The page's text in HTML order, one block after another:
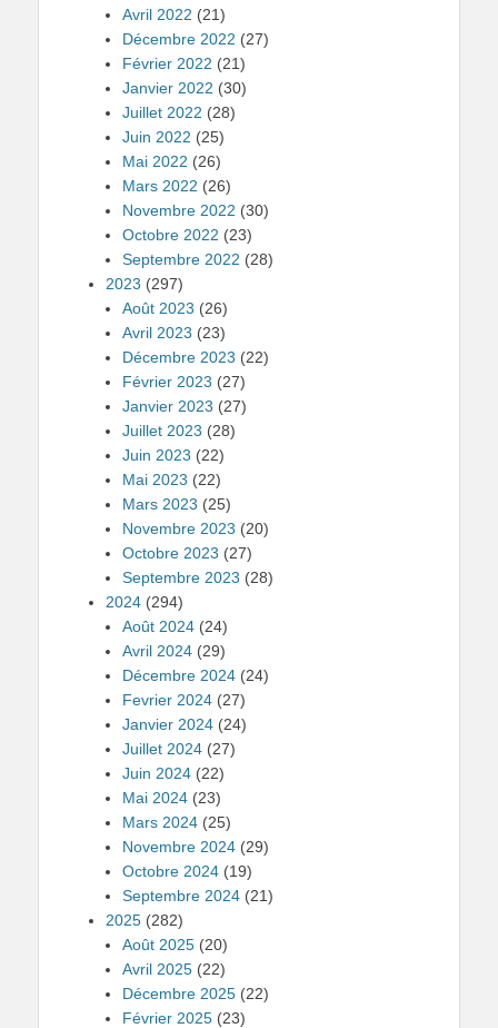
Avril 2022 (21)
Décembre 2022 (27)
Février 2022 (21)
Janvier 2022 (30)
Juillet 2022 (28)
Juin 2022 (25)
Mai 2022 (26)
Mars 2022 (26)
Novembre 2022 (30)
Octobre 2022 (23)
Septembre 2022 (28)
2023 (297)
Août 2023 (26)
Avril 2023 (23)
Décembre 2023 (22)
Février 2023 (27)
Janvier 2023 (27)
Juillet 2023 (28)
Juin 2023 (22)
Mai 2023 (22)
Mars 2023 (25)
Novembre 2023 (20)
Octobre 2023 (27)
Septembre 2023 (28)
2024 (294)
Août 2024 (24)
Avril 2024 (29)
Décembre 2024 (24)
Fevrier 2024 (27)
Janvier 2024 (24)
Juillet 2024 (27)
Juin 2024 (22)
Mai 2024 (23)
Mars 2024 (25)
Novembre 2024 (29)
Octobre 2024 (19)
Septembre 2024 (21)
2025 (282)
Août 2025 (20)
Avril 2025 (22)
Décembre 2025 (22)
Février 2025 (23)